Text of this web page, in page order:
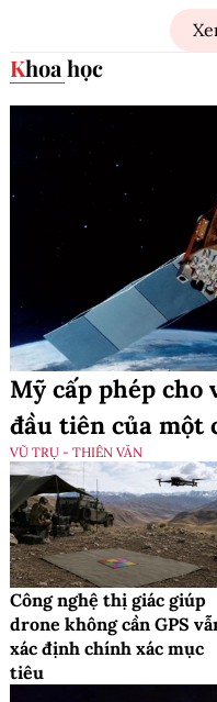
Khoa học
Mỹ cấp phép cho
đầu tiên của một
VŨ TRỤ - THIÊN VĂN
Công nghệ thị giác giúp
drone không cần GPS
xác định chính xác mục
tiêu